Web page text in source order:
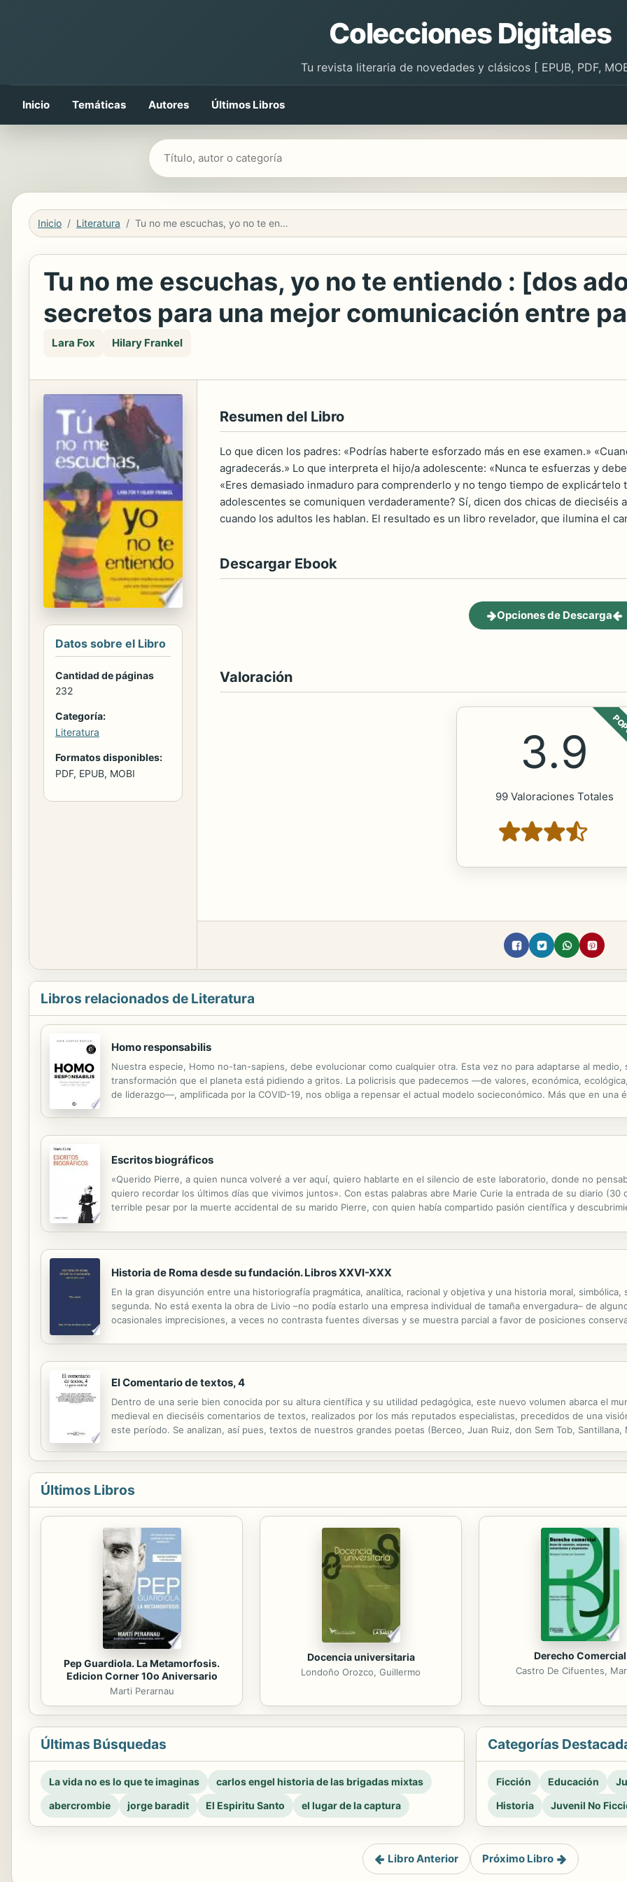
Colecciones Digitales
Tu revista literaria de novedades y clásicos [ EPUB, PDF,
Inicio Temáticas Autores Últimos Libros
Buscar libros
Inicio Literatura Tu no me escuchas, yo no te entiendo : [dos adolescentes revelan los secretos para una mejor comunicación entre padres e hijos]
Tu no me escuchas, yo no te entiendo : [dos
secretos para una mejor comunicación entre
Lara Fox Hilary Frankel
Datos sobre el Libro
Cantidad de páginas
232
Categoría:
Literatura
Formatos disponibles:
PDF, EPUB, MOBI
Resumen del Libro
Lo que dicen los padres: «Podrías haberte esforzado más en ese examen.»
agradecerás.» Lo que interpreta el hijo/a adolescente: «Nunca te esfuerzas y
«Eres demasiado inmaduro para comprenderlo y no tengo tiempo de
adolescentes se comuniquen verdaderamente? Sí, dicen dos chicas de dieciséis
cuando los adultos les hablan. El resultado es un libro revelador, que ilumina el
Descargar Ebook
Opciones de Descarga
Valoración
3.9
99 Valoraciones Totales
Libros relacionados de Literatura
Homo responsabilis
Nuestra especie, Homo no-tan-sapiens, debe evolucionar como cualquier otra. Esta vez no para adaptarse al medio,
transformación que el planeta está pidiendo a gritos. La policrisis que padecemos —de valores, económica,
de liderazgo—, amplificada por la COVID-19, nos obliga a repensar el actual modelo socieconómico. Más que en una
Escritos biográficos
«Querido Pierre, a quien nunca volveré a ver aquí, quiero hablarte en el silencio de este laboratorio, donde no
quiero recordar los últimos días que vivimos juntos». Con estas palabras abre Marie Curie la entrada de su diario (30
terrible pesar por la muerte accidental de su marido Pierre, con quien había compartido pasión científica y
Historia de Roma desde su fundación. Libros XXVI-XXX
En la gran disyunción entre una historiografía pragmática, analítica, racional y objetiva y una historia moral,
segunda. No está exenta la obra de Livio –no podía estarlo una empresa individual de tamaña envergadura– de
ocasionales imprecisiones, a veces no contrasta fuentes diversas y se muestra parcial a favor de posiciones
El Comentario de textos, 4
Dentro de una serie bien conocida por su altura científica y su utilidad pedagógica, este nuevo volumen abarca el
medieval en dieciséis comentarios de textos, realizados por los más reputados especialistas, precedidos de una
este período. Se analizan, así pues, textos de nuestros grandes poetas (Berceo, Juan Ruiz, don Sem Tob,
Últimos Libros
Pep Guardiola. La Metamorfosis.
Edicion Corner 10o Aniversario
Marti Perarnau
Docencia universitaria
Londoño Orozco, Guillermo
Derecho Comercial
Castro De Cifuentes,
Últimas Búsquedas
La vida no es lo que te imaginas
carlos engel historia de las brigadas mixtas
abercrombie
jorge baradit El Espiritu Santo el lugar de la captura
Categorías
Ficción Educación
Historia
Juvenil No
Libro Anterior Próximo Libro